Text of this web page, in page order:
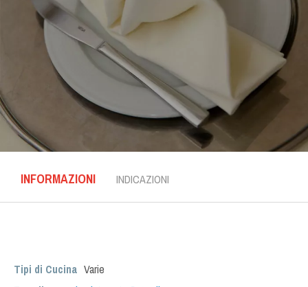
INFORMAZIONI INDICAZIONI
Tipi di Cucina Varie